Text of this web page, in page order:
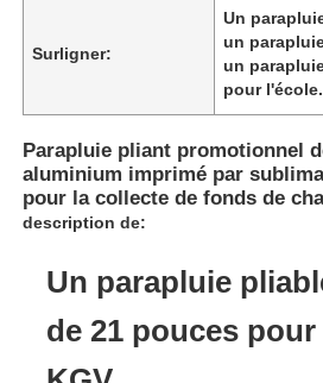
Surligner:
Un
un
un
pour l'école.
Parapluie pliant promotionnel
aluminium imprimé par
pour la collecte de fonds de
description de:
Un parapluie
de 21 pouces